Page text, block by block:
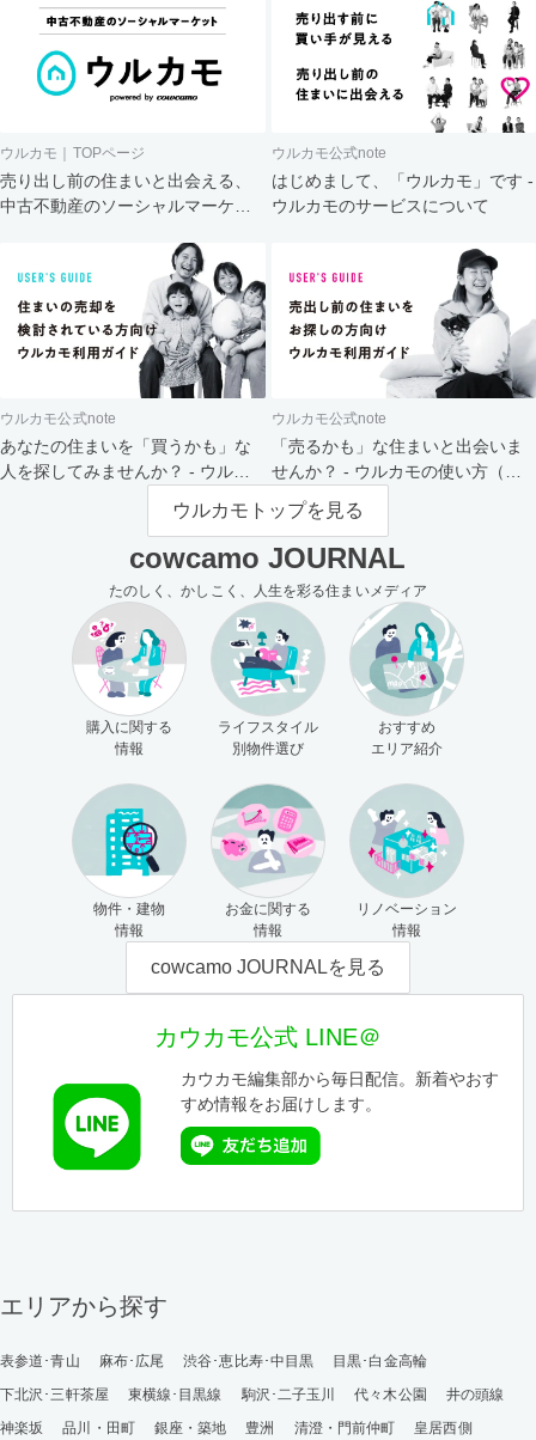
ウルカモ｜TOPページ
売り出し前の住まいと出会える、
中古不動産のソーシャルマーケッ
ウルカモ公式note
はじめまして、「ウルカモ」です -
ウルカモのサービスについて
ウルカモ公式note
あなたの住まいを「買うかも」な
人を探してみませんか？ - ウルカ
ウルカモ公式note
「売るかも」な住まいと出会いま
せんか？ - ウルカモの使い方（買
主さま向け）
ウルカモトップを見る
cowcamo JOURNAL
たのしく、かしこく、人生を彩る住まいメディア
購入に関する
情報
ライフスタイル
別物件選び
おすすめ
エリア紹介
物件・建物
情報
お金に関する
情報
リノベーション
情報
cowcamo JOURNALを見る
カウカモ公式 LINE＠
カウカモ編集部から毎日配信。新着やおす
すめ情報をお届けします。
エリアから探す
表参道･青山 麻布･広尾 渋谷･恵比寿･中目黒
目黒･白金高輪
下北沢･三軒茶屋
東横線･目黒線 駒沢･二子玉川 代々木公園
井の頭線
神楽坂
品川・田町 銀座・築地 豊洲 清澄・門前仲町
皇居西側